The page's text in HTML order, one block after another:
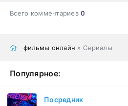
Всего комментариев0
фильмы онлайн » Сериалы
Популярное:
Посредник